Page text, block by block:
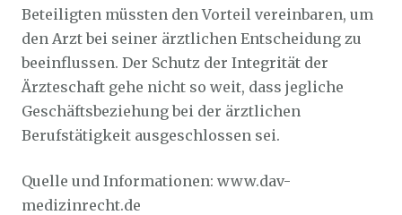
Beteiligten müssten den Vorteil vereinbaren, um
den Arzt bei seiner ärztlichen Entscheidung zu
beeinflussen. Der Schutz der Integrität der
Ärzteschaft gehe nicht so weit, dass jegliche
Geschäftsbeziehung bei der ärztlichen
Berufstätigkeit ausgeschlossen sei.
Quelle und Informationen: www.dav-
medizinrecht.de